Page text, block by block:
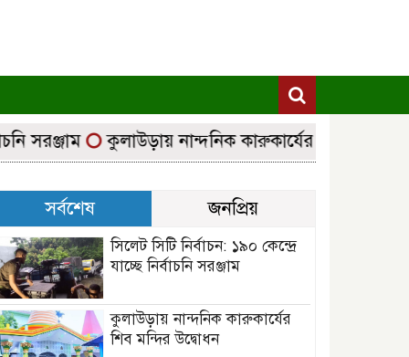
কুলাউড়ায় নান্দনিক কারুকার্যের শিব মন্দির
সর্বশেষ জনপ্রিয়
সিলেট সিটি নির্বাচন: ১৯০ কেন্দ্রে
যাচ্ছে নির্বাচনি সরঞ্জাম
কুলাউড়ায় নান্দনিক কারুকার্যের
শিব মন্দির উদ্বোধন